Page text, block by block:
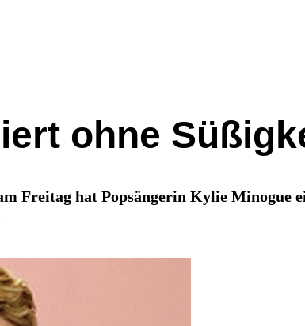
ohne
Freitag hat Popsängerin Kylie Minogue